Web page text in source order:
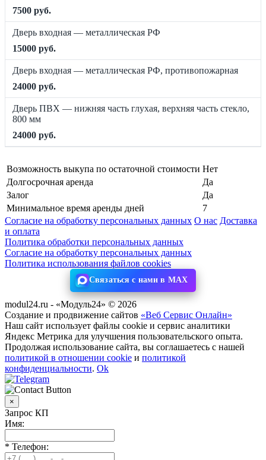
7500 руб.
Дверь входная — металлическая РФ
15000 руб.
Дверь входная — металлическая РФ, противопожарная
24000 руб.
Дверь ПВХ — нижняя часть глухая, верхняя часть стекло,
800 мм
24000 руб.
Возможность выкупа по остаточной стоимости Нет
Долгосрочная аренда
Да
Залог
Да
Минимальное время аренды дней
7
Согласие на обработку персональных данных О нас Доставка
и оплата
Политика обработки персональных данных
Согласие на обработку персональных данных
Политика использования файлов cookies
Связаться с нами в MAX
modul24.ru - «Модуль24» © 2026
Создание и продвижение сайтов «Веб Сервис Онлайн»
Наш сайт использует файлы cookie и сервис аналитики
Яндекс Метрика для улучшения пользовательского опыта.
Продолжая использование сайта, вы соглашаетесь с нашей
политикой в отношении cookie и политикой
конфиденциальности. Ok
×
Запрос КП
Имя:
* Телефон: